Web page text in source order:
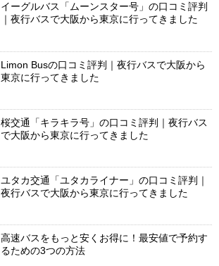
イーグルバス「ムーンスター号」の口コミ評判
｜夜行バスで大阪から東京に行ってきました
Limon Busの口コミ評判｜夜行バスで大阪から
東京に行ってきました
桜交通「キラキラ号」の口コミ評判｜夜行バス
で大阪から東京に行ってきました
ユタカ交通「ユタカライナー」の口コミ評判｜
夜行バスで大阪から東京に行ってきました
高速バスをもっと安くお得に！最安値で予約す
るための3つの方法